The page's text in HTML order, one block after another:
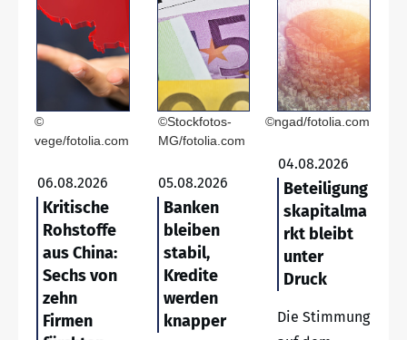
©
vege/fotolia.com
06.08.2026
Kritische
Rohstoffe
aus China:
Sechs von
zehn
Firmen
©Stockfotos-
MG/fotolia.com
05.08.2026
Banken
bleiben
stabil,
Kredite
werden
knapper
©ngad/fotolia.com
04.08.2026
Beteiligung
skapitalma
rkt bleibt
unter
Druck
Die Stimmung